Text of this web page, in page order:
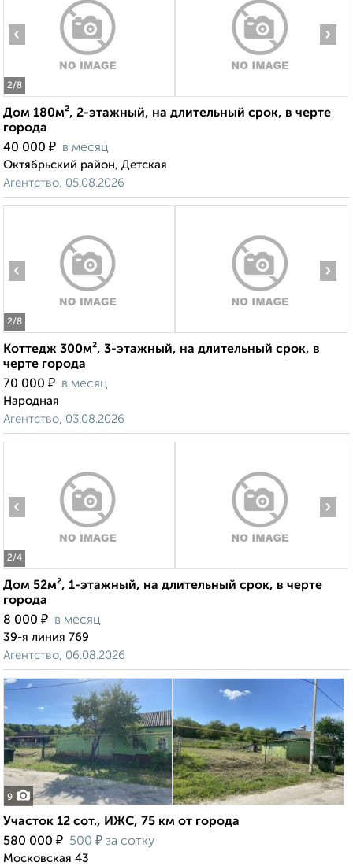
2/8
‹ ›
Дом 180м², 2-этажный, на длительный срок, в черте
города
40 000 ₽ в месяц
Октябрьский район, Детская
Агентство, 05.08.2026
2/8
‹ ›
Коттедж 300м², 3-этажный, на длительный срок, в
черте города
70 000 ₽ в месяц
Народная
Агентство, 03.08.2026
2/4
‹ ›
Дом 52м², 1-этажный, на длительный срок, в черте
города
8 000 ₽ в месяц
39-я линия 769
Агентство, 06.08.2026
9
Участок 12 сот., ИЖС, 75 км от города
580 000 ₽ 500 ₽ за сотку
Московская 43